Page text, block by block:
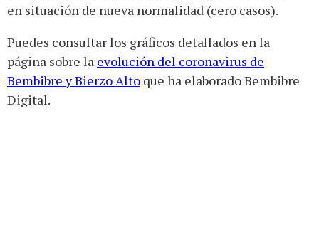
en situación de nueva normalidad (cero casos).
Puedes consultar los gráficos detallados en la
página sobre la evolución del coronavirus de
Bembibre y Bierzo Alto que ha elaborado Bembibre
Digital.